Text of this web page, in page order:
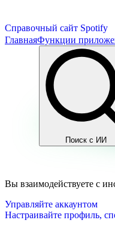
Справочный сайт Spotify
ГлавнаяФункции
Поиск с ИИ
Вы взаимодействуете с
Управляйте аккаунтом
Настраивайте профиль,